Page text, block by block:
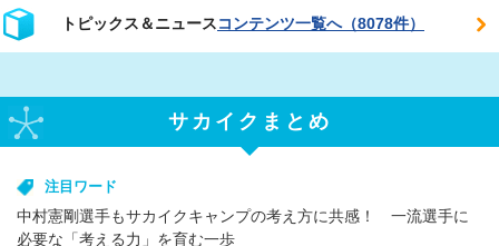
トピックス＆ニュースコンテンツ一覧へ（8078件）
サカイクまとめ
注目ワード
中村憲剛選手もサカイクキャンプの考え方に共感！ 一流選手に
必要な「考える力」を育む一歩